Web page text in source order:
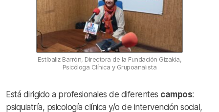
Estíbaliz Barrón, Directora de la Fundación Gizakia,
Psicóloga Clínica y Grupoanalista
Está dirigido a profesionales de diferentes campos:
psiquiatría, psicología clínica y/o de intervención social,